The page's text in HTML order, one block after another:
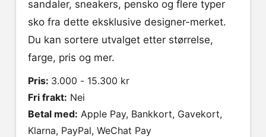
sandaler, sneakers, pensko og flere typer
sko fra dette eksklusive designer-merket.
Du kan sortere utvalget etter størrelse,
farge, pris og mer.
Pris: 3.000 - 15.300 kr
Fri frakt: Nei
Betal med:
Klarna, PayPal, WeChat Pay